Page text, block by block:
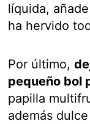
líquida,
ha hervido
Por último,
pequeño bol
papilla
además